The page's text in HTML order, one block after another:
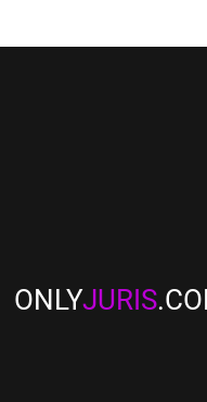
ONLYJURIS